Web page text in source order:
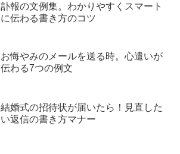
訃報の文例集。わかりやすくスマート
に伝わる書き方のコツ
お悔やみのメールを送る時。心遣いが
伝わる7つの例文
結婚式の招待状が届いたら！見直した
い返信の書き方マナー